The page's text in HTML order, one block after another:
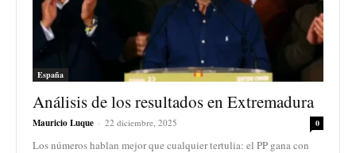
España
Análisis de los resultados en Extremadura
Mauricio Luque - 22 diciembre, 2025 0
Los números hablan mejor que cualquier tertulia: el PP gana con